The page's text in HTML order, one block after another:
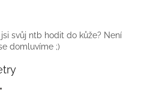
svůj ntb hodit do kůže? Není
domluvíme ;)